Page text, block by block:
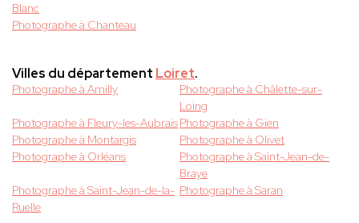
Blanc
Photographe à Chanteau
Villes du département Loiret.
Photographe à Amilly
Photographe à Châlette-sur-
Loing
Photographe à Fleury-les-AubraisPhotographe à Gien
Photographe à Montargis
Photographe à Olivet
Photographe à Orléans
Photographe à Saint-Jean-de-
Braye
Photographe à Saint-Jean-de-la-
Ruelle
Photographe à Saran